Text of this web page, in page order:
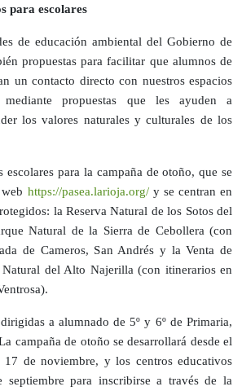
para escolares
de educación ambiental del Gobierno de
propuestas para facilitar que alumnos de
un contacto directo con nuestros espacios
mediante propuestas que les ayuden a
los valores naturales y culturales de los
para la campaña de otoño, que se
https://pasea.larioja.org/y se centran en
la Reserva Natural de los Sotos del
Natural de la Sierra de Cebollera (con
de Cameros, San Andrés y la Venta de
Natural del Alto Najerilla (con itinerarios en
a alumnado de 5º y 6º de Primaria,
campaña de otoño se desarrollará desde el
de noviembre, y los centros educativos
septiembre para inscribirse a través de la